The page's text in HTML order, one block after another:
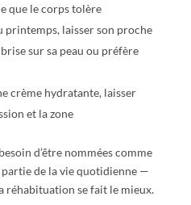
que le corps tolère
printemps, laisser son proche
sur sa peau ou préfère
crème hydratante, laisser
et la zone
d’être nommées comme
partie de la vie quotidienne —
réhabituation se fait le mieux.